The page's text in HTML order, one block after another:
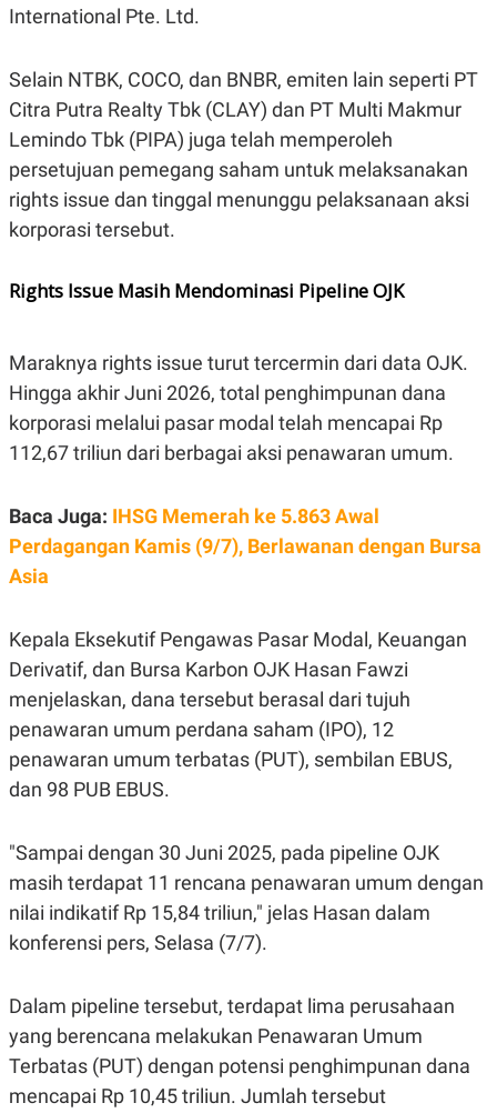
N
T
A
K
M
E
E
A
P
E
R
A
V
E
R
T
N
G
M
E
D
I
A
SITEMAP
PEDOMAN
PEMBERITAAN
PRIVACY
POLICY
International Pte. Ltd.
Selain NTBK, COCO, dan BNBR, emiten lain seperti PT
Citra Putra Realty Tbk (CLAY) dan PT Multi Makmur
Lemindo Tbk (PIPA) juga telah memperoleh
persetujuan pemegang saham untuk melaksanakan
rights issue dan tinggal menunggu pelaksanaan aksi
korporasi tersebut.
Rights Issue Masih Mendominasi Pipeline OJK
Maraknya rights issue turut tercermin dari data OJK.
Hingga akhir Juni 2026, total penghimpunan dana
korporasi melalui pasar modal telah mencapai Rp
112,67 triliun dari berbagai aksi penawaran umum.
Baca Juga: IHSG Memerah ke 5.863 Awal
Perdagangan Kamis (9/7), Berlawanan dengan Bursa
Asia
Kepala Eksekutif Pengawas Pasar Modal, Keuangan
Derivatif, dan Bursa Karbon OJK Hasan Fawzi
menjelaskan, dana tersebut berasal dari tujuh
penawaran umum perdana saham (IPO), 12
penawaran umum terbatas (PUT), sembilan EBUS,
dan 98 PUB EBUS.
"Sampai dengan 30 Juni 2025, pada pipeline OJK
masih terdapat 11 rencana penawaran umum dengan
nilai indikatif Rp 15,84 triliun," jelas Hasan dalam
konferensi pers, Selasa (7/7).
Dalam pipeline tersebut, terdapat lima perusahaan
yang berencana melakukan Penawaran Umum
Terbatas (PUT) dengan potensi penghimpunan dana
mencapai Rp 10,45 triliun. Jumlah tersebut